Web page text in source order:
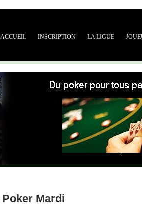
ACCUEIL INSCRIPTION LA LIGUE
Poker Mardi